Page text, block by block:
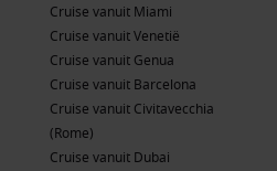
Cruise vanuit Miami
Cruise vanuit Venetië
Cruise vanuit Genua
Cruise vanuit Barcelona
Cruise vanuit Civitavecchia
(Rome)
Cruise vanuit Dubai